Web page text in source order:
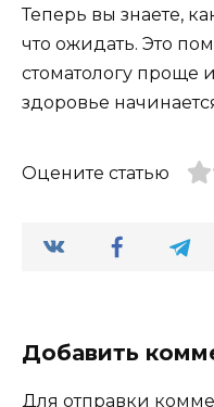
Теперь вы знаете,
что ожидать. Это
стоматологу проще
здоровье
Оцените статью
Добавить
Для отправки